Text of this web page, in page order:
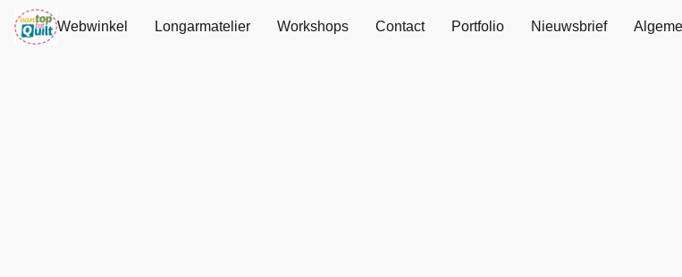
Webwinkel Longarmatelier Workshops Contact Portfolio Nieuwsbrief